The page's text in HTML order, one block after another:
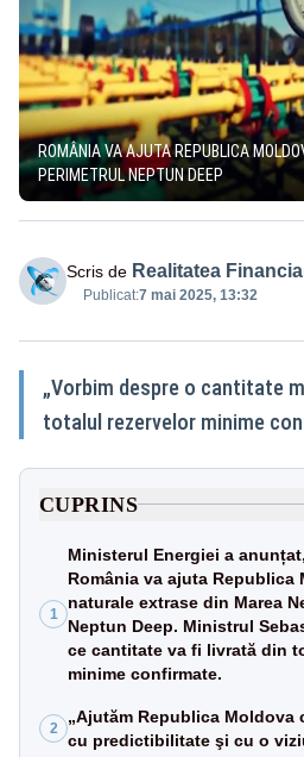
ROMÂNIA VA AJUTA REPUBLICA
PERIMETRUL NEPTUN DEEP
Scris de Realitatea
Publicat:7 mai 2025, 13:32
„Vorbim despre o cantitate
totalul rezervelor minime
CUPRINS
1
Ministerul Energiei a
România va ajuta Republica
naturale extrase din Marea
Neptun Deep. Ministrul
ce cantitate va fi livrată din
minime confirmate.
2
„Ajutăm Republica Moldova
cu predictibilitate şi cu o